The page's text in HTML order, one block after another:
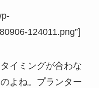
124011.png”]
イミングが合わな
よね。プランター